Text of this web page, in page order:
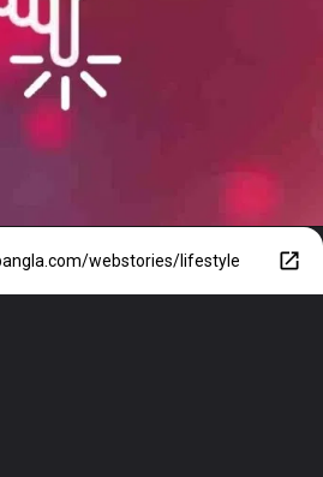
webstories/lifestyle